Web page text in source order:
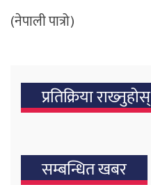
(नेपाली पात्रो)
प्रतिक्रिया राख्‍नुहोस्
सम्बन्धित खबर